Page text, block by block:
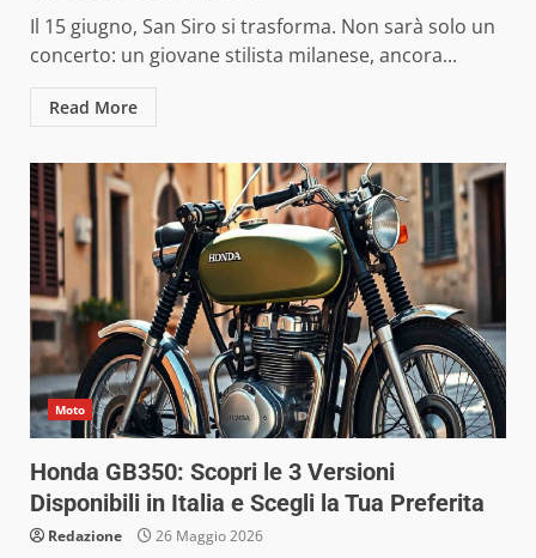
Il 15 giugno, San Siro si trasforma. Non sarà solo un
concerto: un giovane stilista milanese, ancora...
Read More
Moto
Honda GB350: Scopri le 3 Versioni
Disponibili in Italia e Scegli la Tua Preferita
Redazione 26 Maggio 2026